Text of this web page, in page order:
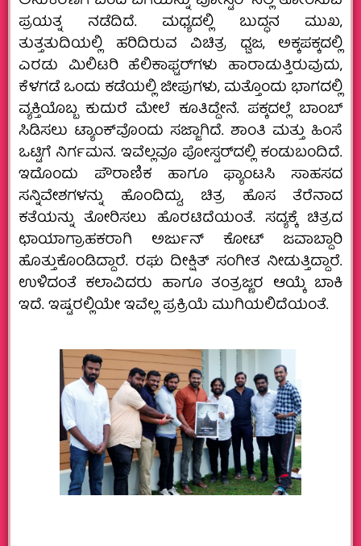
ಪ್ರಯತ್ನ ನಡೆದಿದೆ. ಮಧ್ಯದಲ್ಲಿ ಬುದ್ಧನ ಮುಖ,
ತುತ್ತತುದಿಯಲ್ಲಿ ಹರಿದಿರುವ ವಿಚಿತ್ರ ಧ್ವಜ, ಅಕ್ಕಪಕ್ಕದಲ್ಲಿ
ಎರಡು ಮಿಲಿಟರಿ ಹೆಲಿಕಾಫ್ಟರ್‌ಗಳು ಹಾರಾಡುತ್ತಿರುವುದು,
ಕೆಳಗಡೆ ಒಂದು ಕಡೆಯಲ್ಲಿ ಜೀಪುಗಳು, ಮತ್ತೊಂದು ಭಾಗದಲ್ಲಿ
ವ್ಯಕ್ತಿಯೊಬ್ಬ ಕುದುರೆ ಮೇಲೆ ಕೂತಿದ್ದೇನೆ. ಪಕ್ಕದಲ್ಲೆ ಬಾಂಬ್
ಸಿಡಿಸಲು ಟ್ಯಾಂಕ್‌ವೊಂದು ಸಜ್ಜಾಗಿದೆ. ಶಾಂತಿ ಮತ್ತು ಹಿಂಸೆ
ಒಟ್ಟಿಗೆ ನಿರ್ಗಮನ. ಇವೆಲ್ಲವೂ ಪೋಸ್ಟರ್‌ದಲ್ಲಿ ಕಂಡುಬಂದಿದೆ.
ಇದೊಂದು ಪೌರಾಣಿಕ ಹಾಗೂ ಫ್ಯಾಂಟಸಿ ಸಾಹಸದ
ಸನ್ನಿವೇಶಗಳನ್ನು ಹೊಂದಿದ್ದು, ಚಿತ್ರ ಹೊಸ ತೆರೆನಾದ
ಕತೆಯನ್ನು ತೋರಿಸಲು ಹೊರಟಿದೆಯಂತೆ. ಸದ್ಯಕ್ಕೆ ಚಿತ್ರದ
ಛಾಯಾಗ್ರಾಹಕರಾಗಿ ಅರ್ಜುನ್‌ ಕೋಟ್‌ ಜವಾಬ್ದಾರಿ
ಹೊತ್ತುಕೊಂಡಿದ್ದಾರೆ. ರಘು ದೀಕ್ಷಿತ್‌ ಸಂಗೀತ ನೀಡುತ್ತಿದ್ದಾರೆ.
ಉಳಿದಂತೆ ಕಲಾವಿದರು ಹಾಗೂ ತಂತ್ರಜ್ಣರ ಆಯ್ಕೆ ಬಾಕಿ
ಇದೆ. ಇಷ್ಟರಲ್ಲಿಯೇ ಇವೆಲ್ಲ ಪ್ರಕ್ರಿಯೆ ಮುಗಿಯಲಿದೆಯಂತೆ.